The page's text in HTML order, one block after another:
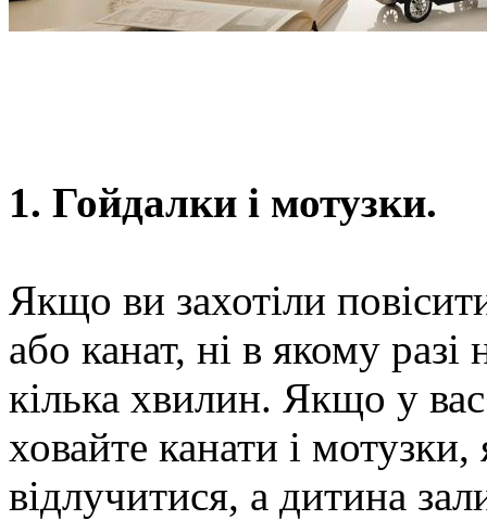
1. Гойдалки і мотузки.
Якщо ви захотіли
або канат, ні в якому разі
кілька хвилин. Якщо у вас
ховайте канати і
відлучитися, а дитина